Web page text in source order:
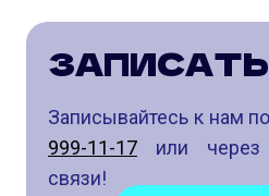
Записывайтесь к нам
999-11-17 или через
связи!